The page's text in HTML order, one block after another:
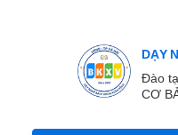
DẠY
Đào
CƠ